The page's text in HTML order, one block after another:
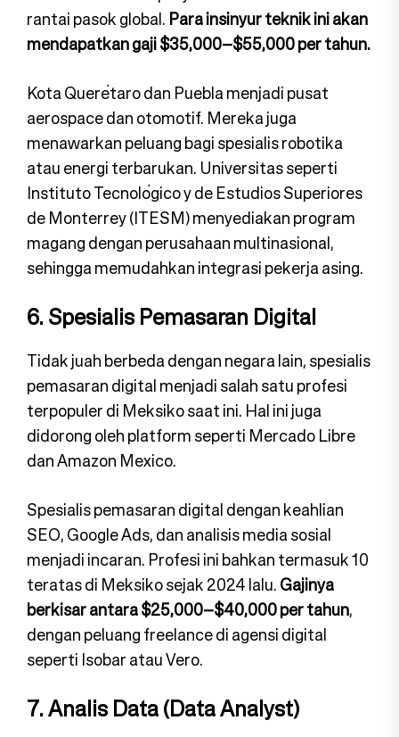
rantai pasok global. Para insinyur teknik ini akan
mendapatkan gaji $35,000–$55,000 per tahun.
Kota Querétaro dan Puebla menjadi pusat
aerospace dan otomotif. Mereka juga
menawarkan peluang bagi spesialis robotika
atau energi terbarukan. Universitas seperti
Instituto Tecnológico y de Estudios Superiores
de Monterrey (ITESM) menyediakan program
magang dengan perusahaan multinasional,
sehingga memudahkan integrasi pekerja asing.
6. Spesialis Pemasaran Digital
Tidak juah berbeda dengan negara lain, spesialis
pemasaran digital menjadi salah satu profesi
terpopuler di Meksiko saat ini. Hal ini juga
didorong oleh platform seperti Mercado Libre
dan Amazon Mexico.
Spesialis pemasaran digital dengan keahlian
SEO, Google Ads, dan analisis media sosial
menjadi incaran. Profesi ini bahkan termasuk 10
teratas di Meksiko sejak 2024 lalu.Gajinya
berkisar antara $25,000–$40,000 per tahun,
dengan peluang freelance di agensi digital
seperti Isobar atau Vero.
7. Analis Data (Data Analyst)